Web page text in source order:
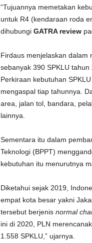
“Tujuannya memetakan
untuk R4 (kendaraan roda
dihubungi GATRA review
Firdaus menjelaskan dalam
sebanyak 390 SPKLU
Perkiraan kebutuhan
mengaspal tiap tahunnya.
area, jalan tol, bandara,
lainnya.
Sementara itu dalam
Teknologi (BPPT)
kebutuhan itu menurutnya
Diketahui sejak 2019,
empat kota besar yakni
tersebut berjenis normal
ini di 2020, PLN
1.558 SPKLU,” ujarnya.